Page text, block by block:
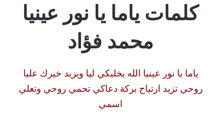
كلمات ياما يا نور عينيا
محمد فؤاد
ياما يا نور عينيا الله يخليكي ليا ويزيد خيرك عليا
روحي تزيد ارتياح بركة دعاكي تحمي روحي وتعلي
اسمي